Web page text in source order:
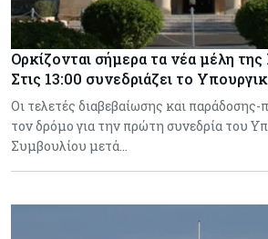
Ορκίζονται σήμερα τα νέα μέλη
Στις 13:00 συνεδριάζει το
Οι τελετές διαβεβαίωσης και
τον δρόμο για την πρώτη συνεδρία του
Συμβουλίου μετά…